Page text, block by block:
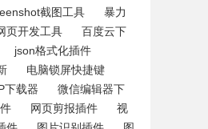
截图工具
暴力
页开发工具
百度云下
json格式化插件
电脑锁屏快捷键
下载器
微信编辑器下
网页剪报插件
视